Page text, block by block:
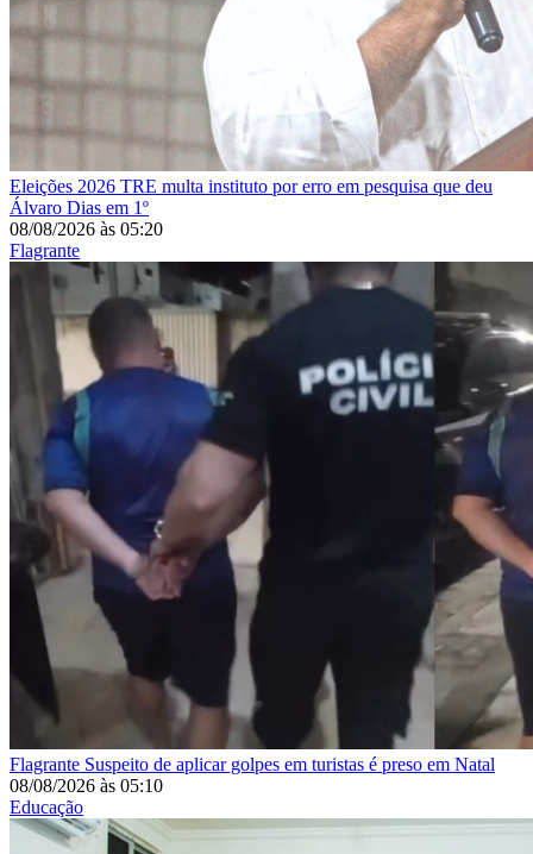
Eleições 2026 TRE multa instituto por erro em pesquisa que deu
Álvaro Dias em 1º
08/08/2026 às 05:20
Flagrante
Flagrante Suspeito de aplicar golpes em turistas é preso em Natal
08/08/2026 às 05:10
Educação